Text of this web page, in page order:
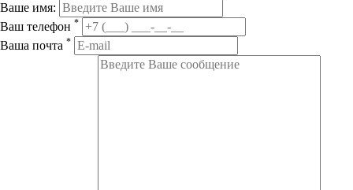
Ваше имя:
Ваш телефон *
Ваша почта *